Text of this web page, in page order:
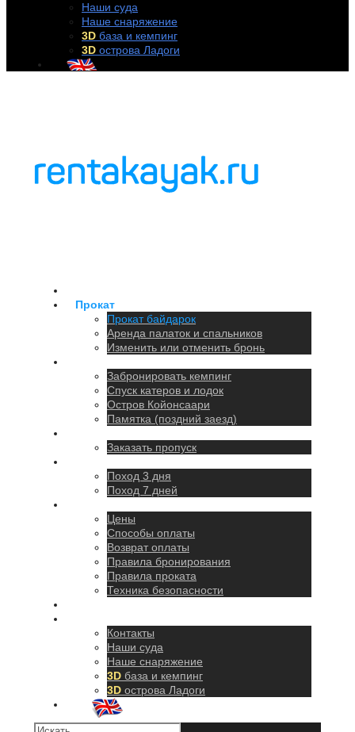
Наши суда
Наше снаряжение
3D база и кемпинг
3D острова Ладоги
Прокат
Прокат байдарок
Аренда палаток и спальников
Изменить или отменить бронь
Забронировать кемпинг
Спуск катеров и лодок
Остров Койонсаари
Памятка (поздний заезд)
Заказать пропуск
Поход 3 дня
Поход 7 дней
Цены
Способы оплаты
Возврат оплаты
Правила бронирования
Правила проката
Техника безопасности
Контакты
Наши суда
Наше снаряжение
3D база и кемпинг
3D острова Ладоги